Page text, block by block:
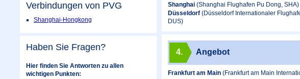
Shanghai (Shanghai Flughafen Pu Dong, SHA)
Düsseldorf (Düsseldorf Internationaler
DUS)
4. Angebot
Frankfurt am Main (Frankfurt am Main
Verbindungen von PVG
Shanghai-Hongkong
Haben Sie Fragen?
Hier finden Sie Antworten zu allen
wichtigen Punkten: